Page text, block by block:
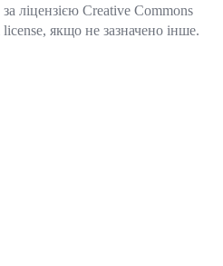
ліцензією Creative Commons
якщо не зазначено інше.